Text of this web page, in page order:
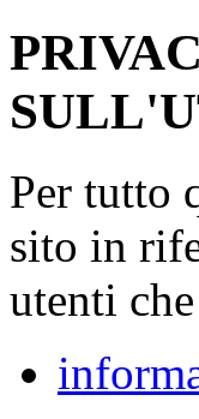
Per tutto
sito in
utenti